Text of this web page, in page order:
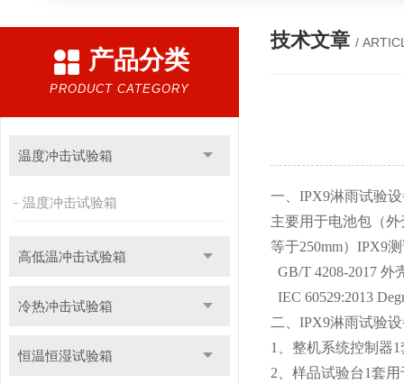
产品分类
PRODUCT CATEGORY
温度冲击试验箱
温度冲击试验箱
高低温冲击试验箱
冷热冲击试验箱
恒温恒湿试验箱
技术文章 /
一、IPX9淋雨试验
主要用于电池包（
等于250mm）IPX9
GB/T 4208-2017 外
IEC 60529:2013
二、IPX9淋雨试验
1、整机系统控制器
2、样品试验台1套